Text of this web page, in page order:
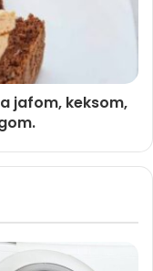
jafom, keksom,